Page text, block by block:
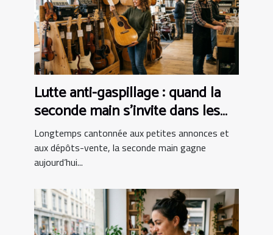
Lutte anti-gaspillage : quand la
seconde main s’invite dans les
boutiques d’instruments
Longtemps cantonnée aux petites annonces et
aux dépôts-vente, la seconde main gagne
aujourd’hui...